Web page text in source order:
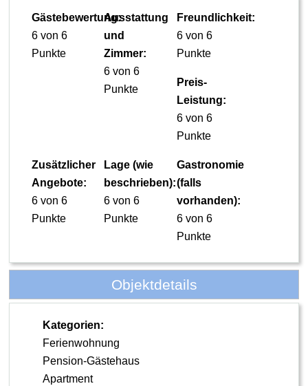
Gästebewertung:
6 von 6
Punkte
Ausstattung
und
Zimmer:
6 von 6
Punkte
Freundlichkeit:
6 von 6
Punkte
Preis-
Leistung:
6 von 6
Punkte
Zusätzlicher
Angebote:
6 von 6
Punkte
Lage (wie
beschrieben):
6 von 6
Punkte
Gastronomie
(falls
vorhanden):
6 von 6
Punkte
Objektdetails
Kategorien:
Ferienwohnung
Pension-Gästehaus
Apartment